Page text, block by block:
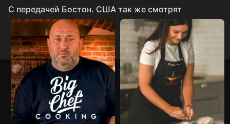
C передачей Бостон. США так же смотрят